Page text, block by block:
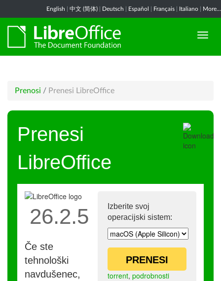
English 中文 (简体) Deutsch Español Français Italiano More...
Prenosi / Prenesi LibreOffice
Prenesi
LibreOffice
Izberite svoj
operacijski sistem:
PRENESI
torrent, podrobnosti
26.2.5
Če ste
tehnološki
navdušenec,